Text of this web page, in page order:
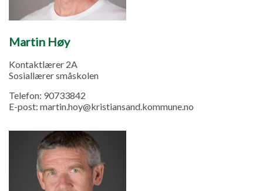
Martin Høy
Kontaktlærer 2A
Sosiallærer småskolen
Telefon: 90733842
E-post: martin.hoy@kristiansand.kommune.no